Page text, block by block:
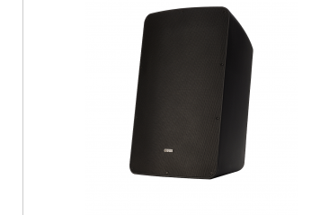
Version passive 8Ω/100V/70V
IP66 en option
Vendue à l'unité